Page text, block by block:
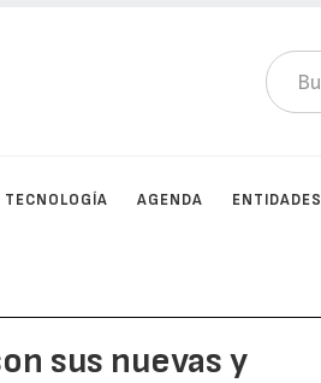
TECNOLOGÍA AGENDA ENTIDADES
sus nuevas y